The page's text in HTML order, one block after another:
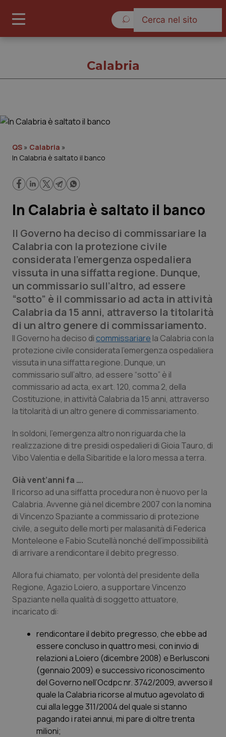
Cronache
Scienza e Farmaci
Studi e Analisi
Lettere al direttore
Edizioni Regionali
QS Pro
Professionisti Sanitari.AI
Abruzzo
Basilicata
Calabria
Campania
Emilia-Romagna
Friuli Venezia Giulia
Liguria
Marche
Molise
Piemonte
Provincia Autonoma di Bolzano
QS Pro Gold
Artrite & artrosi
Asma & BPCO
Car-T
Colesterolo & coronaropatie
Dermatite Atopica
Disturbi dell’umore
Donna & Salute
Epatiti
HIV
Infezioni & Febbre
QS Club Newsletter
Calabria
QS » Calabria »
In Calabria è saltato il banco
In Calabria è saltato il banco
Il Governo ha deciso di commissariare la
Calabria con la protezione civile
considerata l’emergenza ospedaliera
vissuta in una siffatta regione. Dunque,
un commissario sull’altro, ad essere
“sotto” è il commissario ad acta in attività
Calabria da 15 anni, attraverso la titolarità
di un altro genere di commissariamento.
Il Governo ha deciso di commissariare la Calabria con la
protezione civile considerata l’emergenza ospedaliera
vissuta in una siffatta regione. Dunque, un
commissario sull’altro, ad essere “sotto” è il
commissario ad acta, ex art. 120, comma 2, della
Costituzione, in attività Calabria da 15 anni, attraverso
la titolarità di un altro genere di commissariamento.
In soldoni, l’emergenza altro non riguarda che la
realizzazione di tre presidi ospedalieri di Gioia Tauro, di
Vibo Valentia e della Sibaritide e la loro messa a terra.
Già vent’anni fa ….
Il ricorso ad una siffatta procedura non è nuovo per la
Calabria. Avvenne già nel dicembre 2007 con la nomina
di Vincenzo Spaziante a commissario di protezione
civile, a seguito delle morti per malasanità di Federica
Monteleone e Fabio Scutellà nonché dell’impossibilità
di arrivare a rendicontare il debito pregresso.
Allora fui chiamato, per volontà del presidente della
Regione, Agazio Loiero, a supportare Vincenzo
Spaziante nella qualità di soggetto attuatore,
incaricato di:
rendicontare il debito pregresso, che ebbe ad
essere concluso in quattro mesi, con invio di
relazioni a Loiero (dicembre 2008) e Berlusconi
(gennaio 2009) e successivo riconoscimento
del Governo nell’Ocdpc nr. 3742/2009, avverso il
quale la Calabria ricorse al mutuo agevolato di
cui alla legge 311/2004 del quale si stanno
pagando i ratei annui, mi pare di oltre trenta
milioni;